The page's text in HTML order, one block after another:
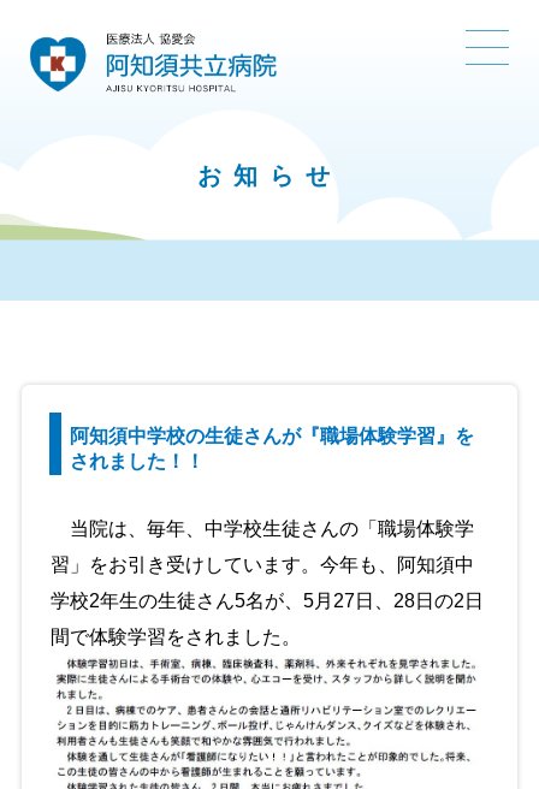
お知らせ
阿知須中学校の生徒さんが『職場体験学習』を
されました！！
当院は、毎年、中学校生徒さんの「職場体験学
習」をお引き受けしています。今年も、阿知須中
学校2年生の生徒さん5名が、5月27日、28日の2日
間で体験学習をされました。